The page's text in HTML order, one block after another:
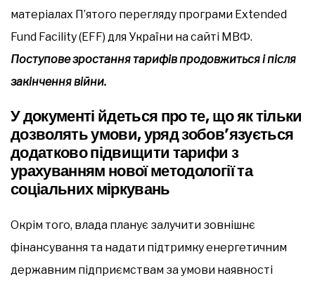
матеріалах П’ятого перегляду програми Extended
Fund Facility (EFF) для України на сайті МВФ.
Поступове зростання тарифів продовжиться і після
закінчення війни.
У документі йдеться про те, що як тільки
дозволять умови, уряд зобов’язується
додатково підвищити тарифи з
урахуванням нової методології та
соціальних міркувань
Окрім того, влада планує залучити зовнішнє
фінансування та надати підтримку енергетичним
державним підприємствам за умови наявності